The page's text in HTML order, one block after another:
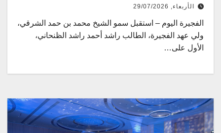
الأربعاء, 29/07/2026
الفجيرة اليوم – استقبل سمو الشيخ محمد بن حمد الشرقي،
ولي عهد الفجيرة، الطالب راشد أحمد راشد الظنحاني،
الأول على…